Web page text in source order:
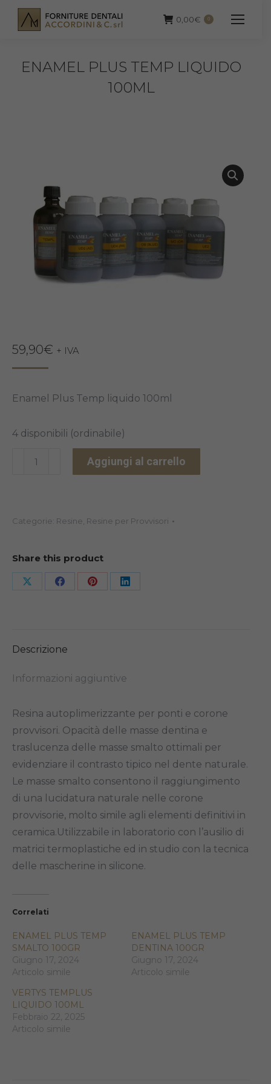
0,00€ 0
ENAMEL PLUS TEMP LIQUIDO
100ML
59,90€ + IVA
Enamel Plus Temp liquido 100ml
4 disponibili (ordinabile)
ENAMEL
100ML
Aggiungi al carrello
Categorie: Resine Resine per Provvisori
Share this product
Share
Share Share Share
Descrizione
Informazioni aggiuntive
Resina autoplimerizzante per ponti e corone
provvisori. Opacità delle masse dentina e
traslucenza delle masse smalto ottimali per
evidenziare il contrasto tipico nel dente naturale.
Le masse smalto consentono il raggiungimento
di una lucidatura naturale nelle corone
provvisorie, molto simile agli elementi definitivi in
ceramica.Utilizzabile in laboratorio con l’ausilio di
matrici termoplastiche ed in studio con la tecnica
delle mascherine in silicone.
Correlati
ENAMEL PLUS TEMP
SMALTO 100GR
Giugno 17, 2024
Articolo simile
ENAMEL PLUS TEMP
DENTINA 100GR
Giugno 17, 2024
Articolo simile
VERTYS TEMPLUS
LIQUIDO 100ML
Febbraio 22, 2025
Articolo simile